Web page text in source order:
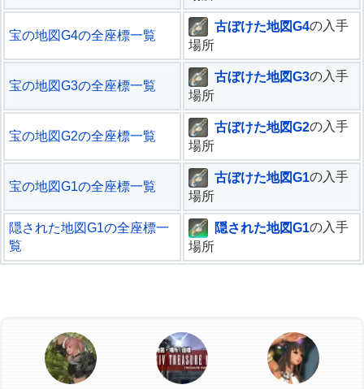
宝の地図G4の全座標一覧
古ぼけた地図G4の入手
場所
宝の地図G3の全座標一覧
古ぼけた地図G3の入手
場所
宝の地図G2の全座標一覧
古ぼけた地図G2の入手
場所
宝の地図G1の全座標一覧
古ぼけた地図G1の入手
場所
隠された地図G1の全座標一
覧
隠された地図G1の入手
場所